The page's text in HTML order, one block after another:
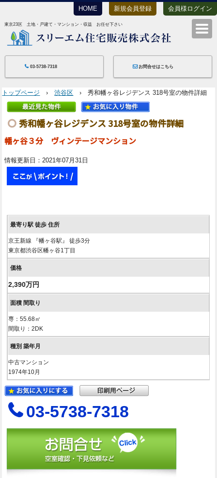
HOME 新規会員登録 会員様ログイン
東京23区 土地・戸建て・マンション・収益 お任せ下さい
03-5738-7318 お問合せはこちら
トップページ ›渋谷区 › 秀和幡ヶ谷レジデンス 318号室の物件詳細
秀和幡ヶ谷レジデンス 318号室の物件詳細
幡ヶ谷３分 ヴィンテージマンション
情報更新日：2021年07月31日
京王新線 『幡ヶ谷駅』 徒歩3分
東京都渋谷区幡ヶ谷1丁目
2,390万円
専：55.68㎡
間取り：2DK
中古マンション
1974年10月
03-5738-7318